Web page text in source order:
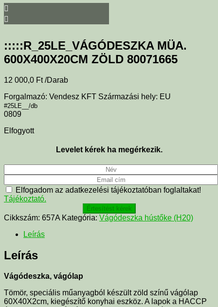
:::::R_25LE_VÁGÓDESZKA MÜA.
600X400X20CM ZÖLD 80071665
12 000,0 Ft /Darab
Forgalmazó: Vendesz KFT Származási hely: EU
#25LE__/db
0809
Elfogyott
Levelet kérek ha megérkezik.
Elfogadom az adatkezelési tájékoztatóban foglaltakat!
Tájékoztató.
Értesítést kérek
Cikkszám: 657A Kategória: Vágódeszka hústőke (H20)
Leírás
Leírás
Vágódeszka, vágólap
Tömör, speciális műanyagból készült zöld színű vágólap
60X40X2cm, kiegészítő konyhai eszköz. A lapok a HACCP